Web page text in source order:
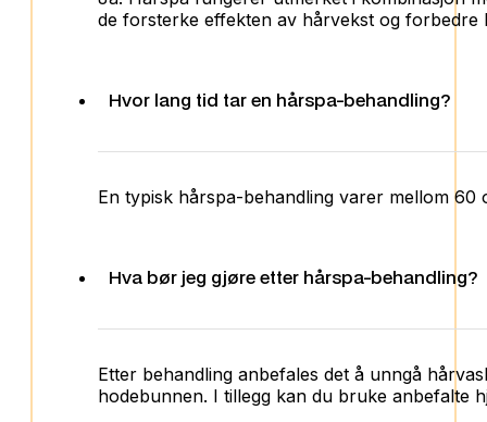
de forsterke effekten av hårvekst og forbedre
Hvor lang tid tar en hårspa-behandling?
En typisk hårspa-behandling varer mellom 60
Hva bør jeg gjøre etter hårspa-behandling?
Etter behandling anbefales det å unngå
hodebunnen. I tillegg kan du bruke anbefalte